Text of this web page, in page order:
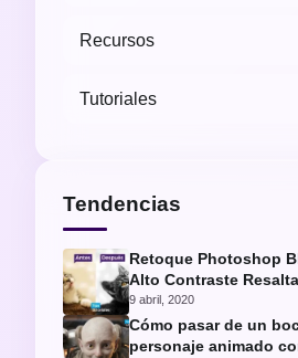
Recursos
Tutoriales
Tendencias
Retoque Photoshop
Alto Contraste
9 abril, 2020
Cómo pasar de un
personaje animado